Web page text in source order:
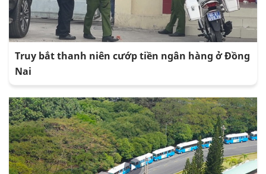
Truy bắt thanh niên cướp tiền ngân hàng ở Đồng
Nai